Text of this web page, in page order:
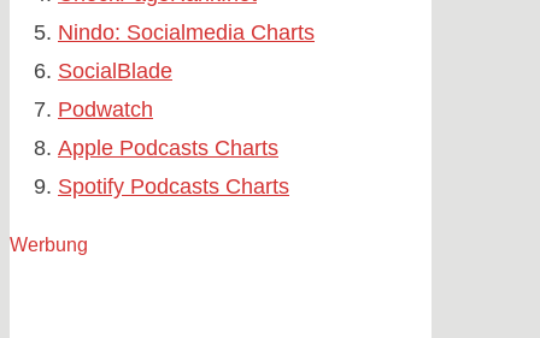
Nindo: Socialmedia Charts
SocialBlade
Podwatch
Apple Podcasts Charts
Spotify Podcasts Charts
Werbung